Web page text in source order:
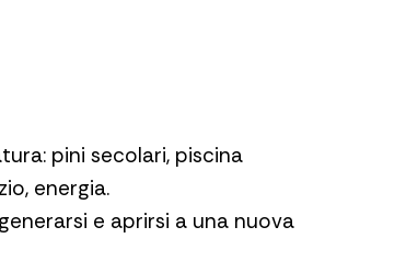
pini secolari, piscina
energia.
e aprirsi a una nuova